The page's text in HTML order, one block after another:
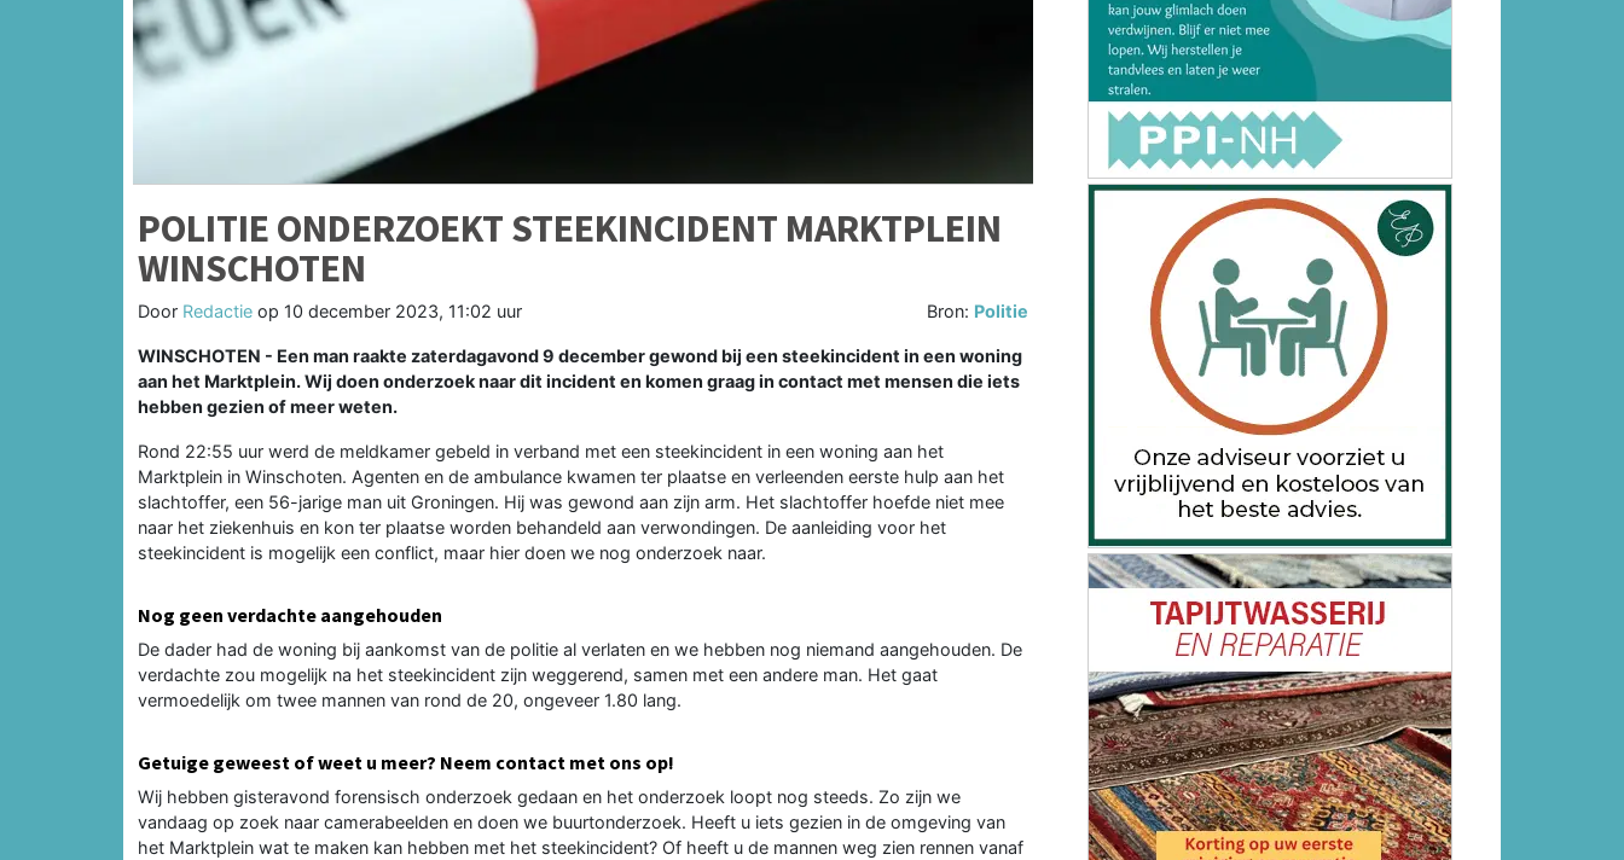
POLITIE ONDERZOEKT STEEKINCIDENT MARKTPLEIN
WINSCHOTEN
Door Redactie op 10 december 2023, 11:02 uur Bron: Politie
WINSCHOTEN - Een man raakte zaterdagavond 9 december gewond bij een steekincident in een woning
aan het Marktplein. Wij doen onderzoek naar dit incident en komen graag in contact met mensen die iets
hebben gezien of meer weten.
Rond 22:55 uur werd de meldkamer gebeld in verband met een steekincident in een woning aan het
Marktplein in Winschoten. Agenten en de ambulance kwamen ter plaatse en verleenden eerste hulp aan het
slachtoffer, een 56-jarige man uit Groningen. Hij was gewond aan zijn arm. Het slachtoffer hoefde niet mee
naar het ziekenhuis en kon ter plaatse worden behandeld aan verwondingen. De aanleiding voor het
steekincident is mogelijk een conflict, maar hier doen we nog onderzoek naar.
Nog geen verdachte aangehouden
De dader had de woning bij aankomst van de politie al verlaten en we hebben nog niemand aangehouden. De
verdachte zou mogelijk na het steekincident zijn weggerend, samen met een andere man. Het gaat
vermoedelijk om twee mannen van rond de 20, ongeveer 1.80 lang.
Getuige geweest of weet u meer? Neem contact met ons op!
Wij hebben gisteravond forensisch onderzoek gedaan en het onderzoek loopt nog steeds. Zo zijn we
vandaag op zoek naar camerabeelden en doen we buurtonderzoek. Heeft u iets gezien in de omgeving van
het Marktplein wat te maken kan hebben met het steekincident? Of heeft u de mannen weg zien rennen vanaf